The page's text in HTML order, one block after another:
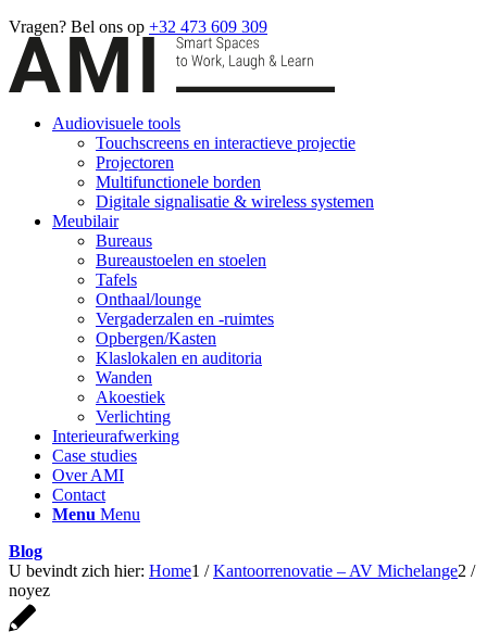
Vragen? Bel ons op +32 473 609 309
Audiovisuele tools
Touchscreens en interactieve projectie
Projectoren
Multifunctionele borden
Digitale signalisatie & wireless systemen
Meubilair
Bureaus
Bureaustoelen en stoelen
Tafels
Onthaal/lounge
Vergaderzalen en -ruimtes
Opbergen/Kasten
Klaslokalen en auditoria
Wanden
Akoestiek
Verlichting
Interieurafwerking
Case studies
Over AMI
Contact
Menu Menu
Blog
U bevindt zich hier: Home1 / Kantoorrenovatie – AV Michelange2 /
noyez